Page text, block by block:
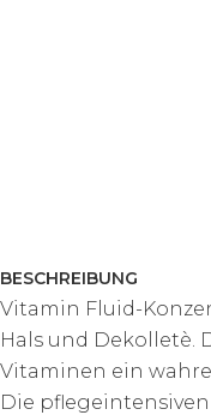
BESCHREIBUNG
Vitamin Fluid-
Hals und Dekolletè.
Vitaminen ein
Die